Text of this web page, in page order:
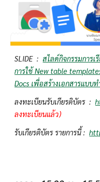
SLIDE  : สไลด์กิจกรรมการเ
การใช้ New table
Docs เพื่อสร้างเอกสารแบบ
ลงทะเบียนรับเกียรติบัตร  :
ลงทะเบียนแล้ว)
รับเกียรติบัตร รายการนี้ :